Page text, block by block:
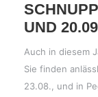
UND
Auch in diesem
Sie finden
23.08., und in